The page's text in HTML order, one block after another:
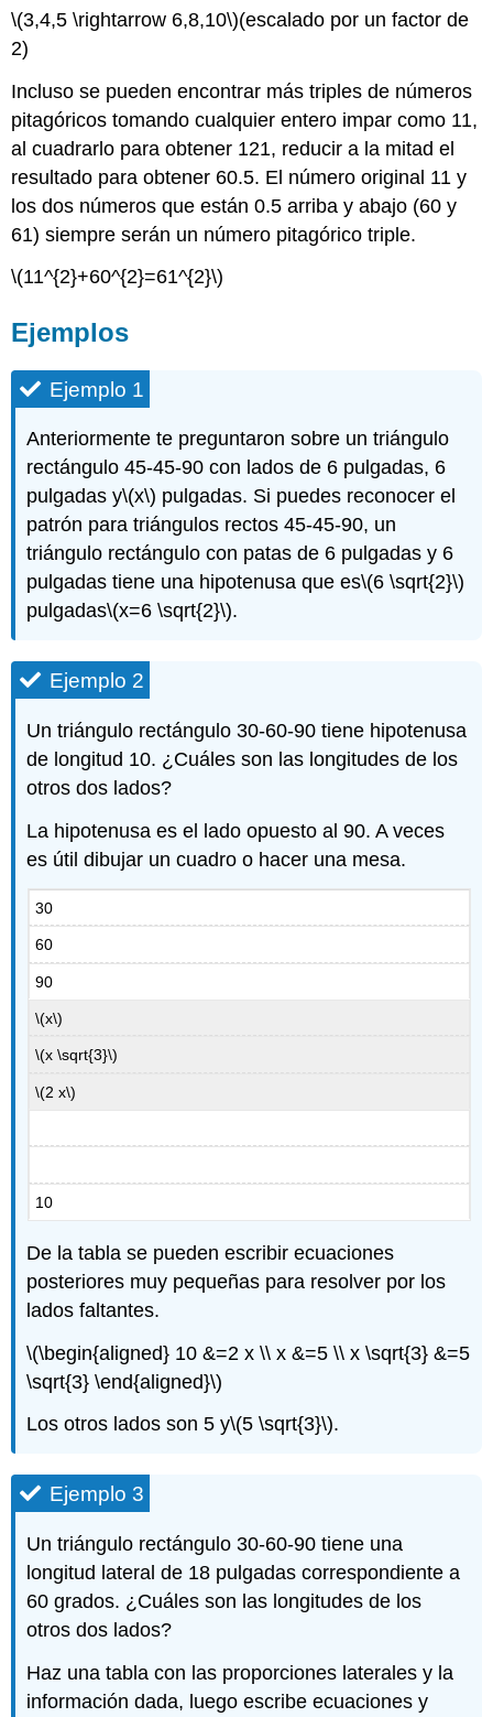
\(3,4,5 \rightarrow 6,8,10\)(escalado por un factor de
2)
Incluso se pueden encontrar más triples de números
pitagóricos tomando cualquier entero impar como 11,
al cuadrarlo para obtener 121, reducir a la mitad el
resultado para obtener 60.5. El número original 11 y
los dos números que están 0.5 arriba y abajo (60 y
61) siempre serán un número pitagórico triple.
\(11^{2}+60^{2}=61^{2}\)
Ejemplos
Ejemplo 1
Anteriormente te preguntaron sobre un triángulo
rectángulo 45-45-90 con lados de 6 pulgadas, 6
pulgadas y\(x\) pulgadas. Si puedes reconocer el
patrón para triángulos rectos 45-45-90, un
triángulo rectángulo con patas de 6 pulgadas y 6
pulgadas tiene una hipotenusa que es\(6 \sqrt{2}\)
pulgadas\(x=6 \sqrt{2}\).
Ejemplo 2
Un triángulo rectángulo 30-60-90 tiene hipotenusa
de longitud 10. ¿Cuáles son las longitudes de los
otros dos lados?
La hipotenusa es el lado opuesto al 90. A veces
es útil dibujar un cuadro o hacer una mesa.
30
60
90
\(x\)
\(x \sqrt{3}\)
\(2 x\)
10
De la tabla se pueden escribir ecuaciones
posteriores muy pequeñas para resolver por los
lados faltantes.
\(\begin{aligned} 10 &=2 x \\ x &=5 \\ x \sqrt{3} &=5
\sqrt{3} \end{aligned}\)
Los otros lados son 5 y\(5 \sqrt{3}\).
Ejemplo 3
Un triángulo rectángulo 30-60-90 tiene una
longitud lateral de 18 pulgadas correspondiente a
60 grados. ¿Cuáles son las longitudes de los
otros dos lados?
Haz una tabla con las proporciones laterales y la
información dada, luego escribe ecuaciones y